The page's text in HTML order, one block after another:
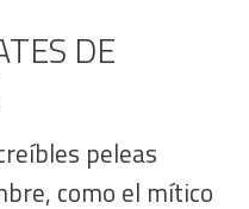
DE
peleas
como el mítico